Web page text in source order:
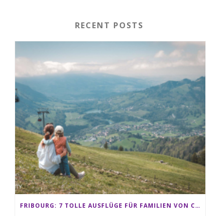
RECENT POSTS
FRIBOURG: 7 TOLLE AUSFLÜGE FÜR FAMILIEN VON CHARMEY BIS LES PACCOTS